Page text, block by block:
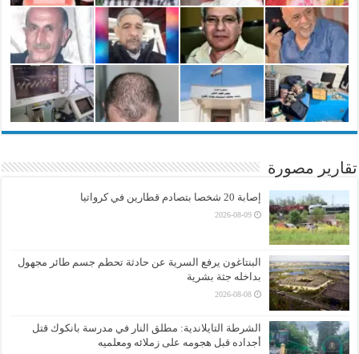
تقارير مصورة
إصابة 20 شخصا بتصادم قطارين في كرواتيا
2026-08-09
البنتاغون يرفع السرية عن حادثة تحطم جسم طائر مجهول
بداخله جثة بشرية
2026-08-08
الشرطة التايلاندية: مطلق النار في مدرسة بانكوك قتل
أجداده قبل هجومه على زملائه ومعلميه